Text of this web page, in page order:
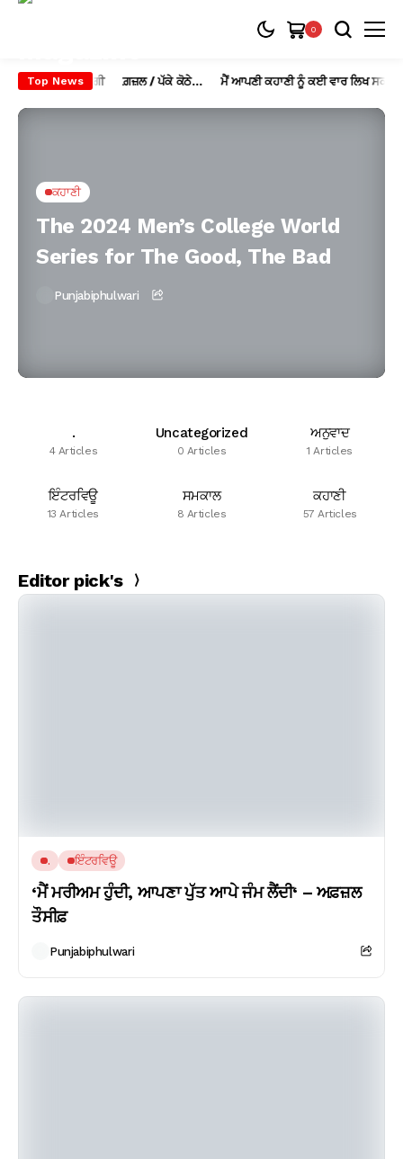
0
Top News
/ ਬਲਵੰਤ ਗਾਰਗੀ ਗ਼ਜ਼ਲ / ਪੱਕੇ ਕੋਠੇ… ਮੈਂ ਆਪਣੀ ਕਹਾਣੀ ਨੂੰ ਕਈ ਵਾਰ ਲਿਖ ਸਕਦਾ ਹਾਂ
ਕਹਾਣੀ
The 2024 Men’s College World
Series for The Good, The Bad
Punjabiphulwari
.
4 Articles
Uncategorized
0 Articles
ਅਨੁਵਾਦ
1 Articles
ਇੰਟਰਵਿਊ
13 Articles
ਸਮਕਾਲ
8 Articles
ਕਹਾਣੀ
57 Articles
Editor pick's
. ਇੰਟਰਵਿਊ
‘ਮੈਂ ਮਰੀਅਮ ਹੁੰਦੀ, ਆਪਣਾ ਪੁੱਤ ਆਪੇ ਜੰਮ ਲੈਂਦੀ‘ – ਅਫ਼ਜ਼ਲ
ਤੌਸੀਫ਼
Punjabiphulwari